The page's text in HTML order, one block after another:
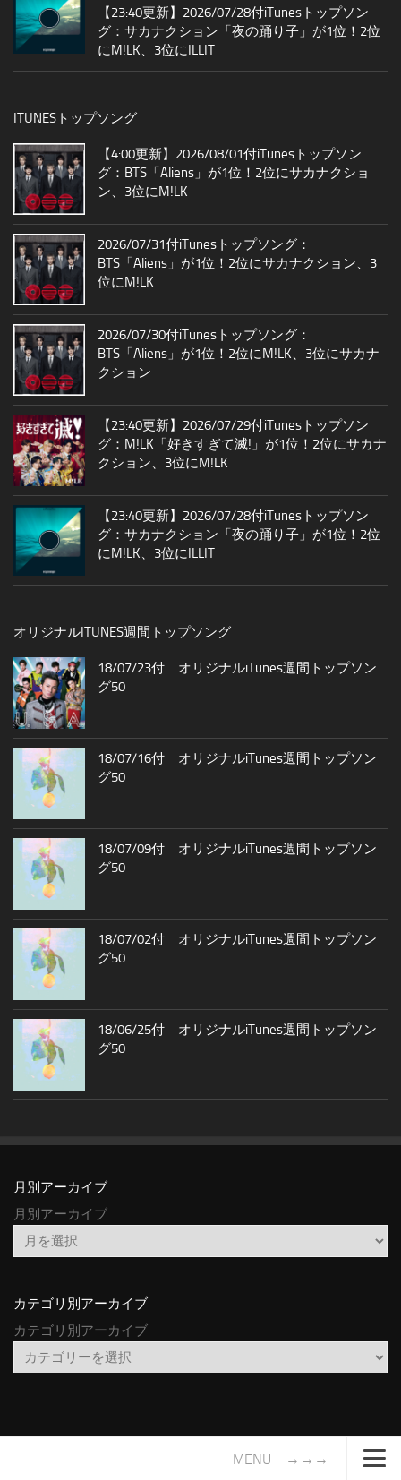
【23:40更新】2026/07/28付iTunesトップソン
グ：サカナクション「夜の踊り子」が1位！2位
にM!LK、3位にILLIT
ITUNESトップソング
【4:00更新】2026/08/01付iTunesトップソン
グ：BTS「Aliens」が1位！2位にサカナクショ
ン、3位にM!LK
2026/07/31付iTunesトップソング：
BTS「Aliens」が1位！2位にサカナクション、3
位にM!LK
2026/07/30付iTunesトップソング：
BTS「Aliens」が1位！2位にM!LK、3位にサカナ
クション
【23:40更新】2026/07/29付iTunesトップソン
グ：M!LK「好きすぎて滅!」が1位！2位にサカナ
クション、3位にM!LK
【23:40更新】2026/07/28付iTunesトップソン
グ：サカナクション「夜の踊り子」が1位！2位
にM!LK、3位にILLIT
オリジナルITUNES週間トップソング
18/07/23付 オリジナルiTunes週間トップソン
グ50
18/07/16付 オリジナルiTunes週間トップソン
グ50
18/07/09付 オリジナルiTunes週間トップソン
グ50
18/07/02付 オリジナルiTunes週間トップソン
グ50
18/06/25付 オリジナルiTunes週間トップソン
グ50
月別アーカイブ
月別アーカイブ
カテゴリ別アーカイブ
カテゴリ別アーカイブ
MENU →→→